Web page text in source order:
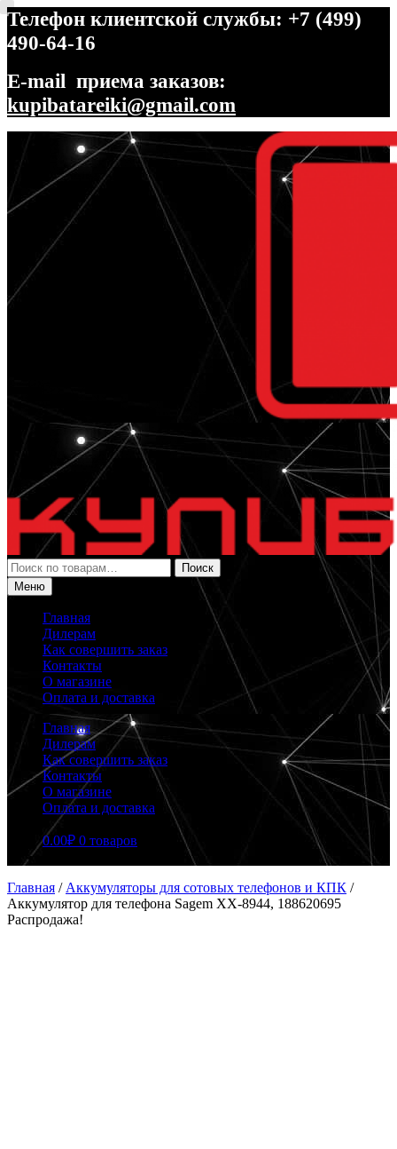
Телефон клиентской службы: +7 (499)
490-64-16
E-mail приема заказов:
kupibatareiki@gmail.com
Перейти
навигации
Перейти
содержимому
Искать:
Поиск
Меню
Главная
Дилерам
Как совершить заказ
Контакты
О магазине
Оплата и доставка
Главная
Дилерам
Как совершить заказ
Контакты
О магазине
Оплата и доставка
0.00₽ 0 товаров
Главная / Аккумуляторы для сотовых телефонов и КПК /
Аккумулятор для телефона Sagem XX-8944, 188620695
Распродажа!